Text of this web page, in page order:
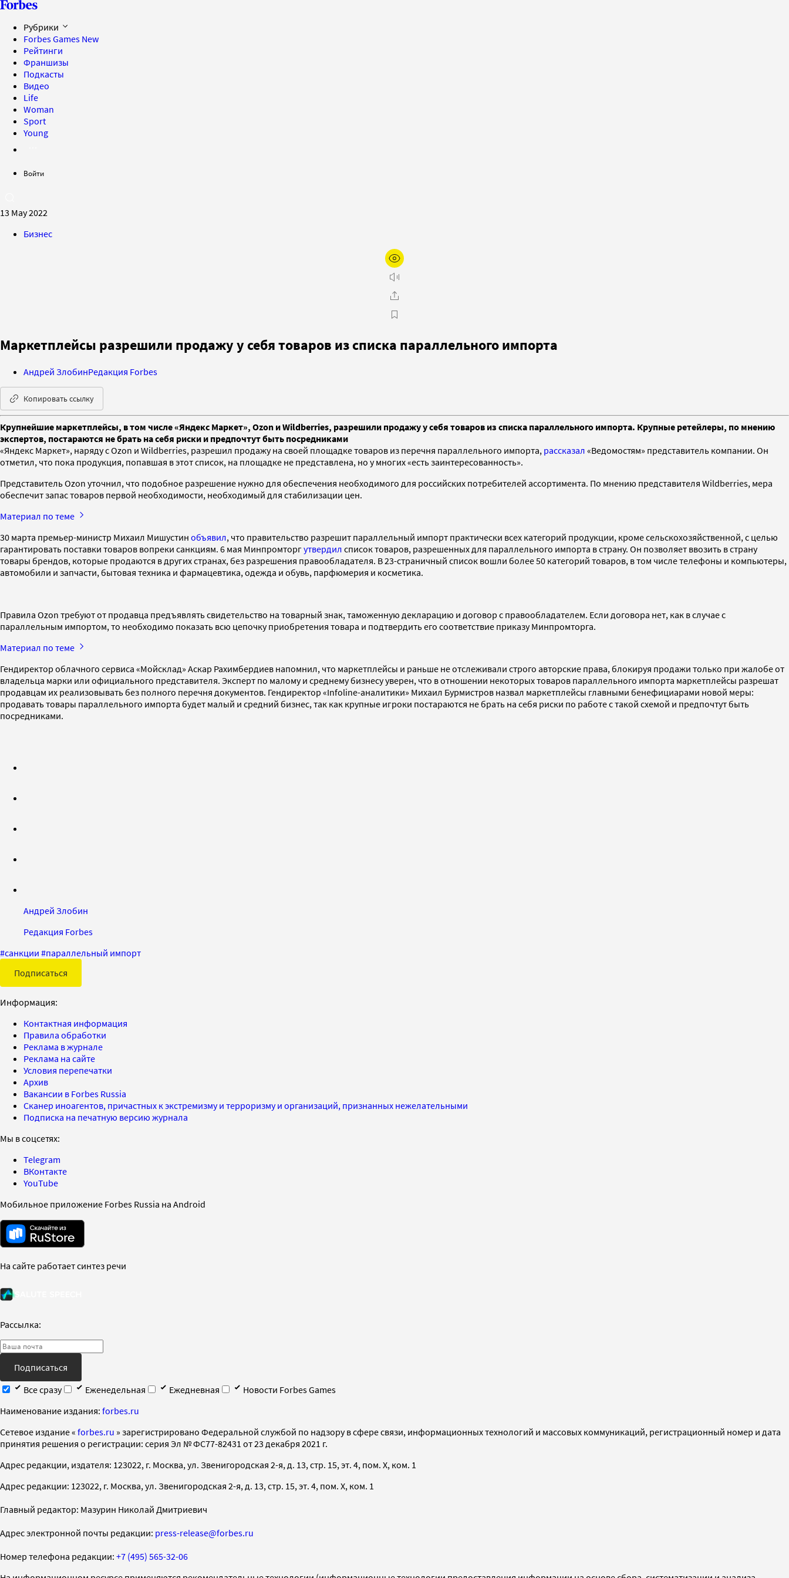
Рубрики
Forbes Games New
Рейтинги
Франшизы
Подкасты
Видео
Life
Woman
Sport
Young
Войти
13 May 2022
Бизнес
Маркетплейсы разрешили продажу у себя товаров из списка параллельного импорта
Андрей ЗлобинРедакция Forbes
Копировать ссылку
Крупнейшие маркетплейсы, в том числе «Яндекс Маркет», Ozon и Wildberries, разрешили продажу у себя товаров из списка параллельного импорта. Крупные ретейлеры, по мнению
экспертов, постараются не брать на себя риски и предпочтут быть посредниками
«Яндекс Маркет», наряду с Ozon и Wildberries, разрешил продажу на своей площадке товаров из перечня параллельного импорта, рассказал «Ведомостям» представитель компании. Он
отметил, что пока продукция, попавшая в этот список, на площадке не представлена, но у многих «есть заинтересованность».
Представитель Ozon уточнил, что подобное разрешение нужно для обеспечения необходимого для российских потребителей ассортимента. По мнению представителя Wildberries, мера
обеспечит запас товаров первой необходимости, необходимый для стабилизации цен.
Материал по теме
30 марта премьер-министр Михаил Мишустин объявил, что правительство разрешит параллельный импорт практически всех категорий продукции, кроме сельскохозяйственной, с целью
гарантировать поставки товаров вопреки санкциям. 6 мая Минпромторгутвердил список товаров, разрешенных для параллельного импорта в страну. Он позволяет ввозить в страну
товары брендов, которые продаются в других странах, без разрешения правообладателя. В 23-страничный список вошли более 50 категорий товаров, в том числе телефоны и компьютеры,
автомобили и запчасти, бытовая техника и фармацевтика, одежда и обувь, парфюмерия и косметика.
Правила Ozon требуют от продавца предъявлять свидетельство на товарный знак, таможенную декларацию и договор с правообладателем. Если договора нет, как в случае с
параллельным импортом, то необходимо показать всю цепочку приобретения товара и подтвердить его соответствие приказу Минпромторга.
Материал по теме
Гендиректор облачного сервиса «Мойcклад» Аскар Рахимбердиев напомнил, что маркетплейсы и раньше не отслеживали строго авторские права, блокируя продажи только при жалобе от
владельца марки или официального представителя. Эксперт по малому и среднему бизнесу уверен, что в отношении некоторых товаров параллельного импорта маркетплейсы разрешат
продавцам их реализовывать без полного перечня документов. Гендиректор «Infoline-аналитики» Михаил Бурмистров назвал маркетплейсы главными бенефициарами новой меры:
продавать товары параллельного импорта будет малый и средний бизнес, так как крупные игроки постараются не брать на себя риски по работе с такой схемой и предпочтут быть
посредниками.
Андрей Злобин
Редакция Forbes
#санкции #параллельный импорт
Подписаться
Информация:
Контактная информация
Правила обработки
Реклама в журнале
Реклама на сайте
Условия перепечатки
Архив
Вакансии в Forbes Russia
Сканер иноагентов, причастных к экстремизму и терроризму и организаций, признанных нежелательными
Подписка на печатную версию журнала
Мы в соцсетях:
Telegram
ВКонтакте
YouTube
Мобильное приложение Forbes Russia на Android
На сайте работает синтез речи
Рассылка:
Подписаться
Все сразу
Еженедельная Ежедневная
Новости Forbes Games
Наименование издания: forbes.ru
Cетевое издание « forbes.ru » зарегистрировано Федеральной службой по надзору в сфере связи, информационных технологий и массовых коммуникаций, регистрационный номер и дата
принятия решения о регистрации: серия Эл № ФС77-82431 от 23 декабря 2021 г.
Адрес редакции, издателя: 123022, г. Москва, ул. Звенигородская 2-я, д. 13, стр. 15, эт. 4, пом. X, ком. 1
Адрес редакции: 123022, г. Москва, ул. Звенигородская 2-я, д. 13, стр. 15, эт. 4, пом. X, ком. 1
Главный редактор: Мазурин Николай Дмитриевич
Адрес электронной почты редакции: press-release@forbes.ru
Номер телефона редакции: +7 (495) 565-32-06